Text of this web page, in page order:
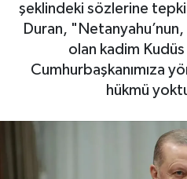
şeklindeki sözlerine
Duran, "Netanyahu’nun,
olan kadim Kudüs
Cumhurbaşkanımıza
hükmü